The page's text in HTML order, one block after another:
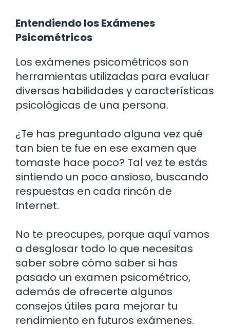
Entendiendo los Exámenes
Psicométricos
Los exámenes psicométricos son
herramientas utilizadas para evaluar
diversas habilidades y características
psicológicas de una persona.
¿Te has preguntado alguna vez qué
tan bien te fue en ese examen que
tomaste hace poco? Tal vez te estás
sintiendo un poco ansioso, buscando
respuestas en cada rincón de
Internet.
No te preocupes, porque aquí vamos
a desglosar todo lo que necesitas
saber sobre cómo saber si has
pasado un examen psicométrico,
además de ofrecerte algunos
consejos útiles para mejorar tu
rendimiento en futuros exámenes.